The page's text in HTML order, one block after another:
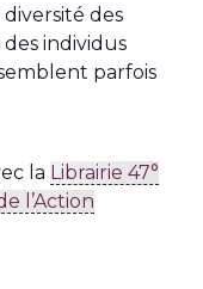
des
individus
parfois
la Librairie 47°
l’Action